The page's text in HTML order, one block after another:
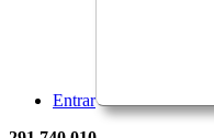
Entrar